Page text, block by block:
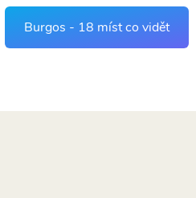
Burgos - 18 míst co vidět